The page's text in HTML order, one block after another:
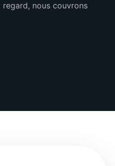
regard, nous couvrons